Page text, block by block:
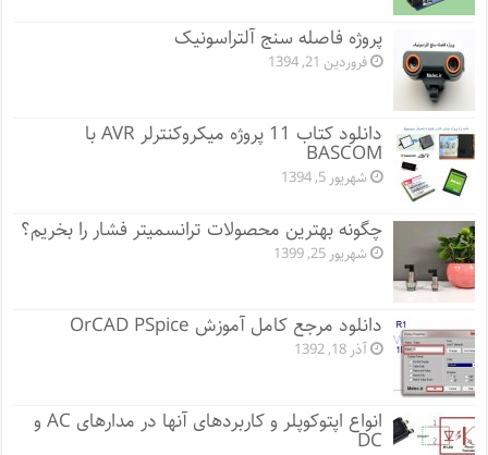
پروژه فاصله سنج آلتراسونیک
فروردین 21, 1394
دانلود کتاب 11 پروژه میکروکنترلر AVR با
BASCOM
شهریور 5, 1394
چگونه بهترین محصولات ترانسمیتر فشار را بخریم؟
شهریور 25, 1399
دانلود مرجع کامل آموزش OrCAD PSpice
آذر 18, 1392
انواع اپتوکوپلر و کاربردهای آنها در مدارهای AC و
DC